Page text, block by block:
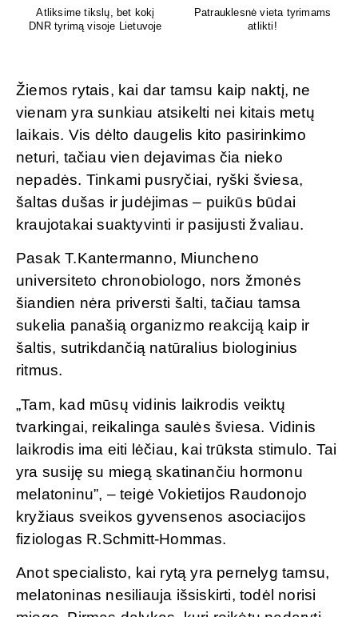
Venų ligų diagnostika,
lazerinis ir chirurginis
Psichoterapeutas
M.G.Maksimalietis
Žiemos rytais, kai dar tamsu kaip naktį, ne
vienam yra sunkiau atsikelti nei kitais metų
laikais. Vis dėlto daugelis kito pasirinkimo
neturi, tačiau vien dejavimas čia nieko
nepadės. Tinkami pusryčiai, ryški šviesa,
šaltas dušas ir judėjimas – puikūs būdai
kraujotakai suaktyvinti ir pasijusti žvaliau.
Pasak T.Kantermanno, Miuncheno
universiteto chronobiologo, nors žmonės
šiandien nėra priversti šalti, tačiau tamsa
sukelia panašią organizmo reakciją kaip ir
šaltis, sutrikdančią natūralius biologinius
ritmus.
„Tam, kad mūsų vidinis laikrodis veiktų
tvarkingai, reikalinga saulės šviesa. Vidinis
laikrodis ima eiti lėčiau, kai trūksta stimulo. Tai
yra susiję su miegą skatinančiu hormonu
melatoninu”, – teigė Vokietijos Raudonojo
kryžiaus sveikos gyvensenos asociacijos
fiziologas R.Schmitt-Hommas.
Anot specialisto, kai rytą yra pernelyg tamsu,
melatoninas nesiliauja išsiskirti, todėl norisi